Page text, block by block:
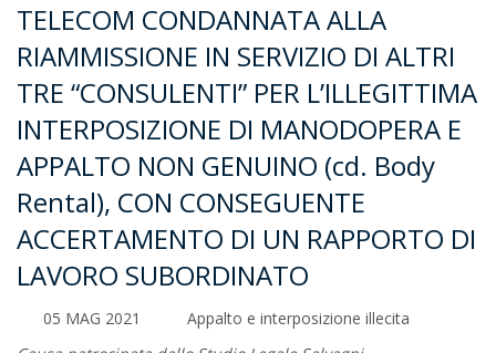
TELECOM CONDANNATA ALLA
RIAMMISSIONE IN SERVIZIO DI ALTRI
TRE “CONSULENTI” PER L’ILLEGITTIMA
INTERPOSIZIONE DI MANODOPERA E
APPALTO NON GENUINO (cd. Body
Rental), CON CONSEGUENTE
ACCERTAMENTO DI UN RAPPORTO DI
LAVORO SUBORDINATO
05 MAG 2021
Appalto e interposizione illecita